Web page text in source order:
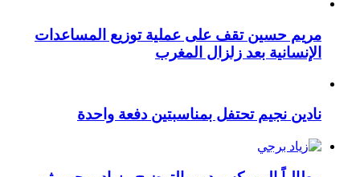
مريم حسين تقف على عملية توزيع المساعدات
الإنسانية بعد زلزال المغرب
نادين نجيم تحتفل بمناسبتين دفعة واحدة